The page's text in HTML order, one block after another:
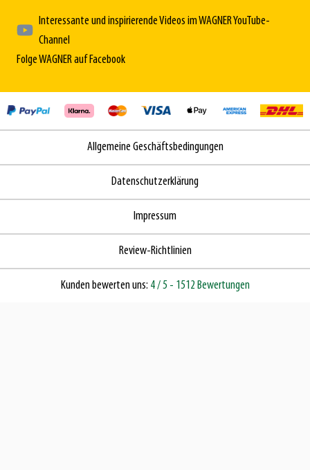
Interessante und inspirierende Videos im WAGNER YouTube-
Channel
Folge WAGNER auf Facebook
Allgemeine Geschäftsbedingungen
Datenschutzerklärung
Impressum
Review-Richtlinien
Kunden bewerten uns: 4/ 5 - 1512 Bewertungen